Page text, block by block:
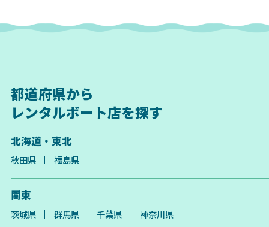
都道府県から
レンタルボート店を探す
北海道・東北
秋田県 福島県
関東
茨城県 群馬県 千葉県 神奈川県